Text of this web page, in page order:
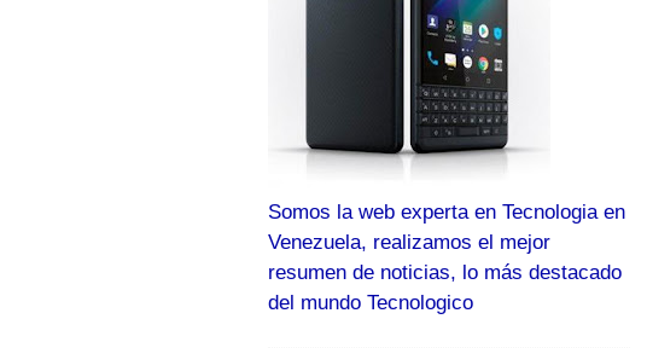
Somos la web experta en Tecnologia en
Venezuela, realizamos el mejor
resumen de noticias, lo más destacado
del mundo Tecnologico